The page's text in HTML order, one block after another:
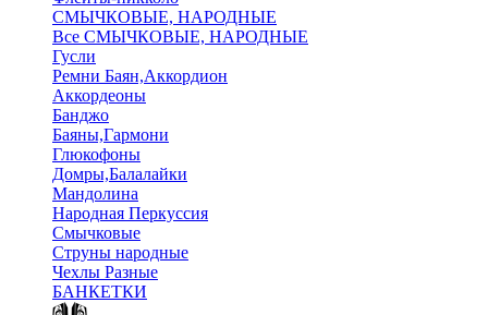
СМЫЧКОВЫЕ, НАРОДНЫЕ
Все СМЫЧКОВЫЕ, НАРОДНЫЕ
Гусли
Ремни Баян,Аккордион
Аккордеоны
Банджо
Баяны,Гармони
Глюкофоны
Домры,Балалайки
Мандолина
Народная Перкуссия
Смычковые
Струны народные
Чехлы Разные
БАНКЕТКИ